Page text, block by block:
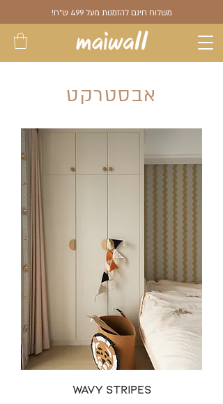
משלוח חינם להזמנות מעל 499 ש"ח!
אבסטרקט
Wavy Stripes